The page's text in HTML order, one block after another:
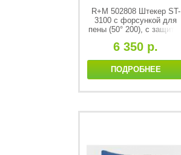
R+M 502808 Штекер ST-
3100 с форсункой для
пены (50° 200), с защитой
6 350 р.
ПОДРОБНЕЕ